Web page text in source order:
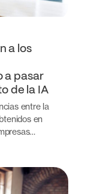
a los
a pasar
de la IA
entre la
en